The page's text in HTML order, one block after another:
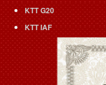
KTT G20
KTT IAF